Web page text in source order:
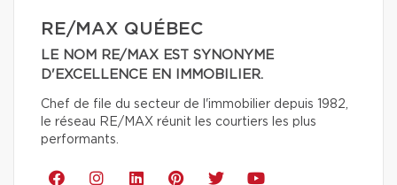
RE/MAX QUÉBEC
LE NOM RE/MAX EST SYNONYME
D'EXCELLENCE EN IMMOBILIER.
Chef de file du secteur de l'immobilier depuis 1982,
le réseau RE/MAX réunit les courtiers les plus
performants.